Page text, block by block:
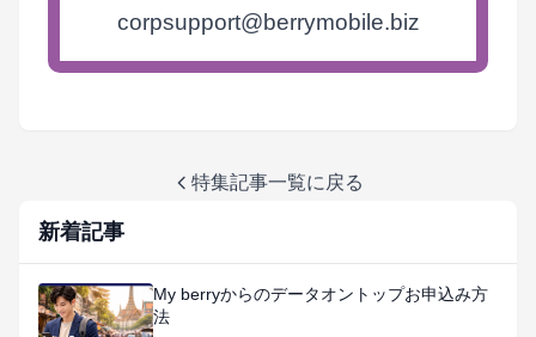
corpsupport@berrymobile.biz
特集記事一覧に戻る
新着記事
My berryからのデータオントップお申込み方
法